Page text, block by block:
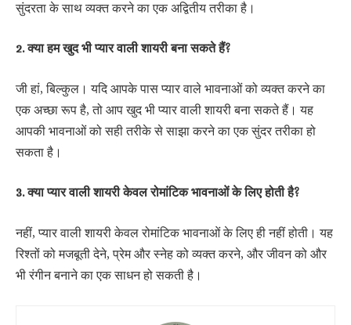
सुंदरता के साथ व्यक्त करने का एक अद्वितीय तरीका है।
2. क्या हम खुद भी प्यार वाली शायरी बना सकते हैं?
जी हां, बिल्कुल। यदि आपके पास प्यार वाले भावनाओं को व्यक्त करने का
एक अच्छा रूप है, तो आप खुद भी प्यार वाली शायरी बना सकते हैं। यह
आपकी भावनाओं को सही तरीके से साझा करने का एक सुंदर तरीका हो
सकता है।
3. क्या प्यार वाली शायरी केवल रोमांटिक भावनाओं के लिए होती है?
नहीं, प्यार वाली शायरी केवल रोमांटिक भावनाओं के लिए ही नहीं होती। यह
रिश्तों को मजबूती देने, प्रेम और स्नेह को व्यक्त करने, और जीवन को और
भी रंगीन बनाने का एक साधन हो सकती है।